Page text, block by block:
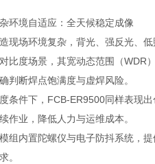
环境自适应：全天候稳定成像
现场环境复杂，背光、强反光、
比度场景，其宽动态范围（WDR
判断焊点饱满度与虚焊风险。
条件下，FCB-ER9500同样表现
作业，降低人力与运维成本。
组内置陀螺仪与电子防抖系统，
。